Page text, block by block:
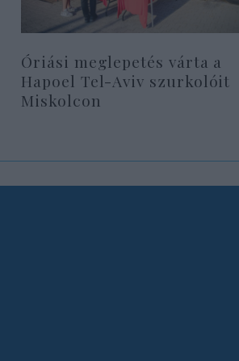
Óriási meglepetés várta a
Hapoel Tel-Aviv szurkolóit
Miskolcon